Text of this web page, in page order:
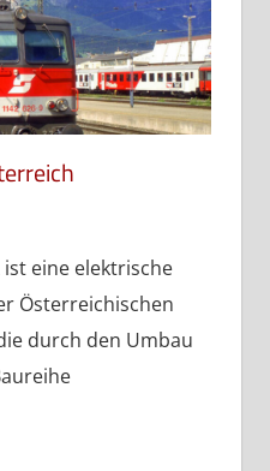
ist eine elektrische
Österreichischen
durch den Umbau